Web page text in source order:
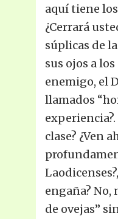
aquí tiene
¿Cerrará
súplicas de
sus ojos a
enemigo, el
llamados
experiencia?.
clase? ¿Ven
engaña? No,
de ovejas”